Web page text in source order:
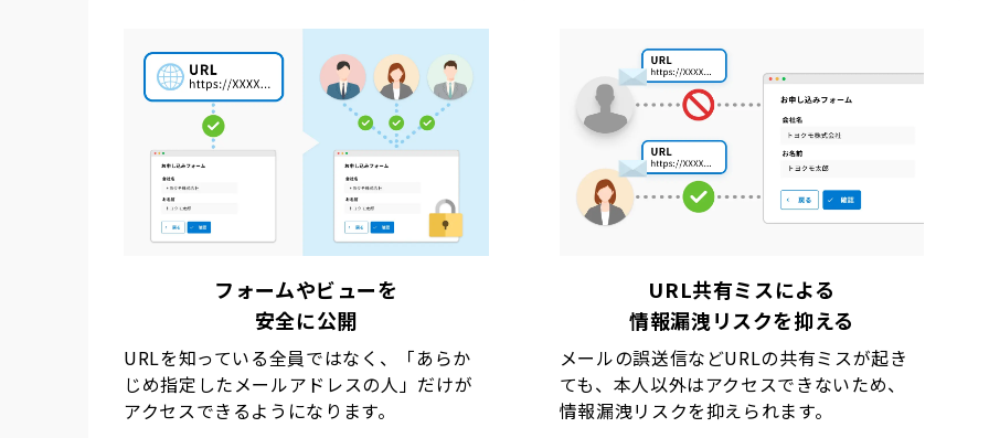
フォームやビューを
安全に公開
URLを知っている全員ではなく、「あらか
じめ指定したメールアドレスの人」だけが
アクセスできるようになります。
URL共有ミスによる
情報漏洩リスクを抑える
メールの誤送信などURLの共有ミスが起き
ても、本人以外はアクセスできないため、
情報漏洩リスクを抑えられます。